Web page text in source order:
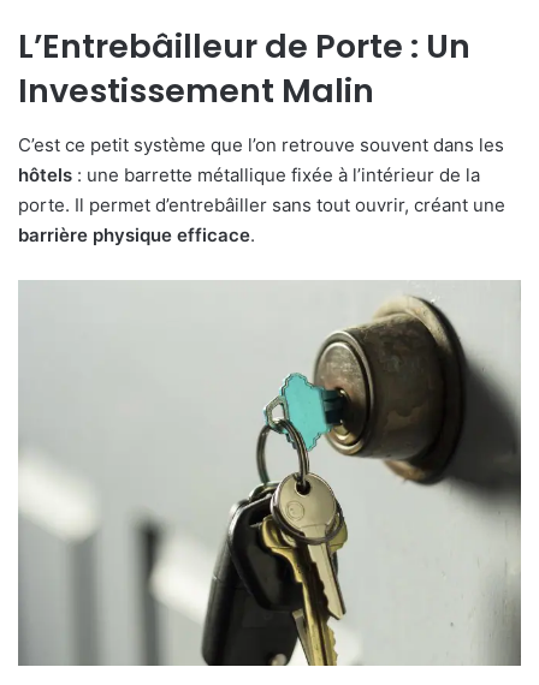
L’Entrebâilleur de Porte : Un
Investissement Malin
C’est ce petit système que l’on retrouve souvent dans les
hôtels : une barrette métallique fixée à l’intérieur de la
porte. Il permet d’entrebâiller sans tout ouvrir, créant une
barrière physique efficace.